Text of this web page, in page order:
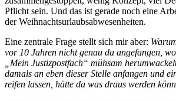
Pflicht sein. Und das ist gerade noch eine
der Weihnachtsurlaubsabwesenheiten.
Eine zentrale Frage stellt sich mir aber:
vor 10 Jahren nicht genau da angefangen,
„Mein Justizpostfach“ mühsam
damals an eben dieser Stelle anfangen und
reifen lassen, hätte da was draus werden